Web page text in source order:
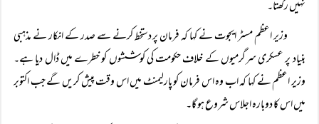
نہیں رکھتا۔
وزیر اعظم مسٹر ایجوت نے کہا کہ فرمان پر دستخط کرنے سے صدر کے انکار نے مذہبی
بنیاد پر عسکری سرگرمیوں کے خلاف حکومت کی کوششوں کو خطرے میں ڈال دیا ہے۔
وزیر اعظم نے کہا کہ اب وہ اس فرمان کو پارلیمنٹ میں اس وقت پیش کریں گے جب اکتوبر
میں اس کا دوبارہ اجلاس شروع ہو گا۔